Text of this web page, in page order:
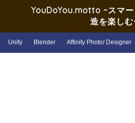
YouDoYou.motto ~スマー
造を楽しむ
Unity Blender Affinity Photo/ Designer